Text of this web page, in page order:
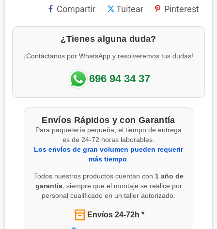
Compartir Tuitear Pinterest
¿Tienes alguna duda?
¡Contáctanos por WhatsApp y resolveremos tus dudas!
696 94 34 37
Envíos Rápidos y con Garantía
Para paquetería pequeña, el tiempo de entrega
es de 24-72 horas laborables.
Los envíos de gran volumen pueden requerir
más tiempo
Todos nuestros productos cuentan con 1 año de
garantía, siempre que el montaje se realice por
personal cualificado en un taller autorizado.
Envíos 24-72h *